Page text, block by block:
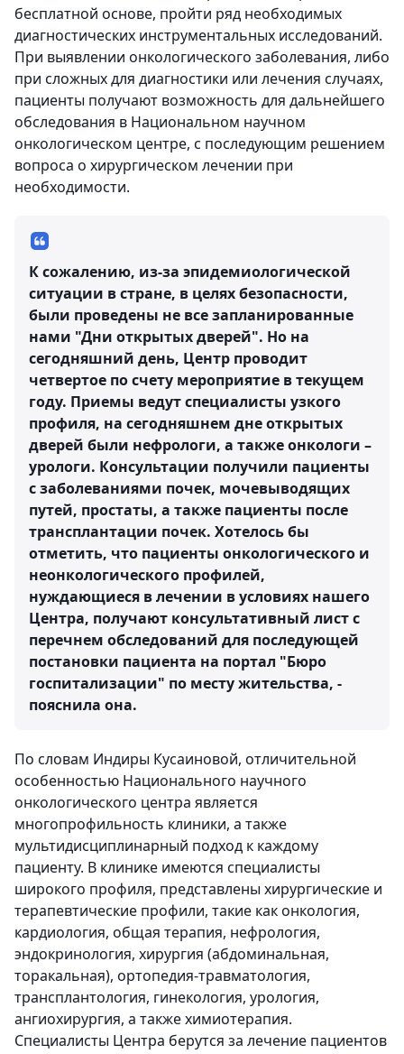
бесплатной основе, пройти ряд необходимых
диагностических инструментальных исследований.
При выявлении онкологического заболевания, либо
при сложных для диагностики или лечения случаях,
пациенты получают возможность для дальнейшего
обследования в Национальном научном
онкологическом центре, с последующим решением
вопроса о хирургическом лечении при
необходимости.
К сожалению, из-за эпидемиологической
ситуации в стране, в целях безопасности,
были проведены не все запланированные
нами "Дни открытых дверей". Но на
сегодняшний день, Центр проводит
четвертое по счету мероприятие в текущем
году. Приемы ведут специалисты узкого
профиля, на сегодняшнем дне открытых
дверей были нефрологи, а также онкологи –
урологи. Консультации получили пациенты
с заболеваниями почек, мочевыводящих
путей, простаты, а также пациенты после
трансплантации почек. Хотелось бы
отметить, что пациенты онкологического и
неонкологического профилей,
нуждающиеся в лечении в условиях нашего
Центра, получают консультативный лист с
перечнем обследований для последующей
постановки пациента на портал "Бюро
госпитализации" по месту жительства, -
пояснила она.
По словам Индиры Кусаиновой, отличительной
особенностью Национального научного
онкологического центра является
многопрофильность клиники, а также
мультидисциплинарный подход к каждому
пациенту. В клинике имеются специалисты
широкого профиля, представлены хирургические и
терапевтические профили, такие как онкология,
кардиология, общая терапия, нефрология,
эндокринология, хирургия (абдоминальная,
торакальная), ортопедия-травматология,
трансплантология, гинекология, урология,
ангиохирургия, а также химиотерапия.
Специалисты Центра берутся за лечение пациентов